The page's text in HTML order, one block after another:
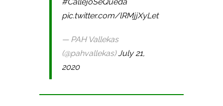
pic.twitter.com/lRMjjXyLet
— PAH Vallekas
(@pahvallekas)July 21,
2020